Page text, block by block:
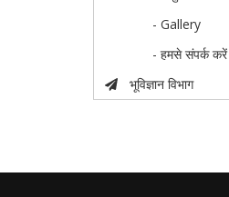
- Gallery
- हमसे संपर्क करें
भूविज्ञान विभाग